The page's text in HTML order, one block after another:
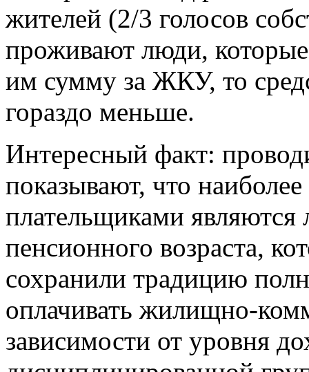
жителей (2/3 голосов
проживают люди,
им сумму за ЖКУ, то
гораздо меньше.
Интересный факт:
показывают, что
плательщиками
пенсионного возраста,
сохранили традицию
оплачивать жилищно-
зависимости от уровня